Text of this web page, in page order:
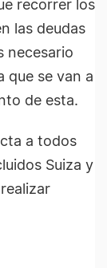
recorrer los
las deudas
necesario
que se van a
de esta.
a todos
Suiza y